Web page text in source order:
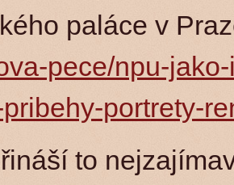
paláce v
pece/npu-
portrety-
to